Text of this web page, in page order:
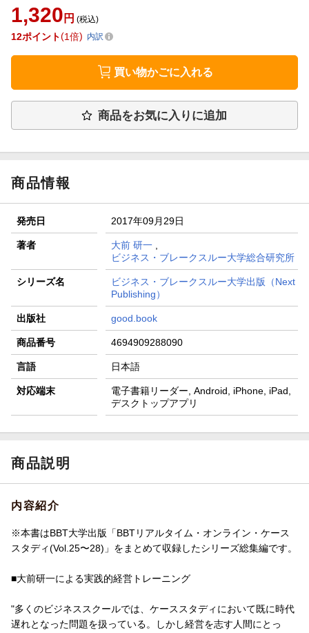
1,320 円 (税込)
12ポイント 1倍 内訳
買い物かごに入れる
商品をお気に入りに追加
商品情報
発売日 2017年09月29日
著者 大前 研一,
ビジネス・ブレークスルー大学総合研究所
シリーズ名
ビジネス・ブレークスルー大学出版（Next
Publishing）
出版社 good.book
商品番号 4694909288090
言語 日本語
対応端末
電子書籍リーダー, Android, iPhone, iPad,
デスクトップアプリ
商品説明
内容紹介
※本書はBBT大学出版「BBTリアルタイム・オンライン・ケース
スタディ(Vol.25〜28)」をまとめて収録したシリーズ総集編です。
■大前研一による実践的経営トレーニング
"多くのビジネススクールでは、ケーススタディにおいて既に時代
遅れとなった問題を扱っている。しかし経営を志す人間にとっ